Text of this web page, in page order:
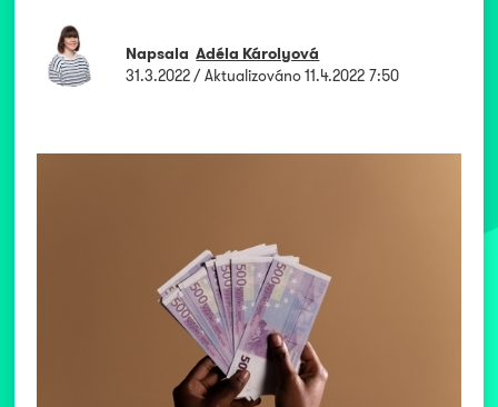
Napsala Adéla Károlyová
31.3.2022/ Aktualizováno11.4.2022 7:50